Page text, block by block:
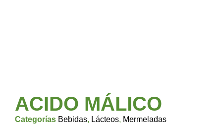
ACIDO MÁLICO
Categorías Bebidas, Lácteos, Mermeladas